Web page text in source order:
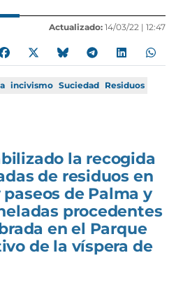
Actualizado: 14/03/22 | 12:47
incivismo Suciedad Residuos
la recogida
de residuos en
de Palma y
procedentes
en el Parque
de la víspera de